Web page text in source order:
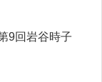
9回岩谷時子